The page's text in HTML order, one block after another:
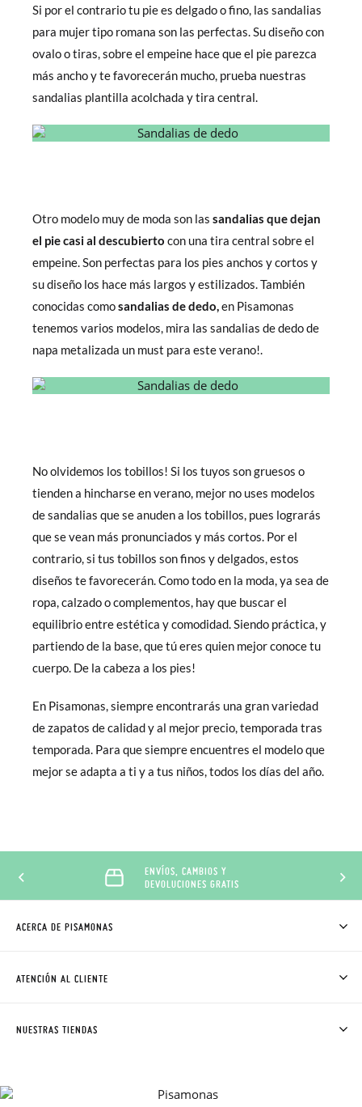
Si por el contrario tu pie es delgado o fino, las sandalias
para mujertipo romana son las perfectas. Su diseño con
ovalo o tiras, sobre el empeine hace que el pie parezca
más ancho y te favorecerán mucho, prueba nuestras
sandalias plantilla acolchada y tira central.
Otro modelo muy de moda son las sandalias que dejan
el pie casi al descubierto con una tira central sobre el
empeine. Son perfectas para los pies anchos y cortos y
su diseño los hace más largos y estilizados. También
conocidas comosandalias de dedo,en Pisamonas
tenemos varios modelos, mira las sandalias de dedo de
napa metalizada un must para este verano!.
No olvidemos los tobillos! Si los tuyos son gruesos o
tienden a hincharse en verano, mejor no uses modelos
de sandalias que se anuden a los tobillos, pues lograrás
que se vean más pronunciados y más cortos. Por el
contrario, si tus tobillos son finos y delgados, estos
diseños te favorecerán. Como todo en la moda, ya sea de
ropa, calzado o complementos, hay que buscar el
equilibrio entre estética y comodidad. Siendo práctica, y
partiendo de la base, que tú eres quien mejor conoce tu
cuerpo. De la cabeza a los pies!
En Pisamonas, siempre encontrarás una gran variedad
de zapatos de calidad y al mejor precio, temporada tras
temporada. Para que siempre encuentres el modelo que
mejor se adapta a ti y a tus niños, todos los días del año.
ENVÍOS, CAMBIOS Y
DEVOLUCIONES GRATIS
ACERCA DE PISAMONAS
CÓMO COMPRAR
AVISO LEGAL, PRIVACIDAD Y COOKIES
ATENCIÓN AL CLIENTE
NUESTRAS TIENDAS